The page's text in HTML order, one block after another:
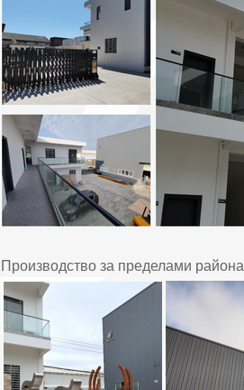
Производство за пределами района